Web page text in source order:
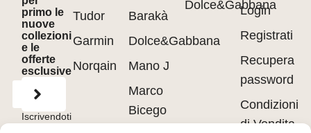
primo le
nuove
collezioni
e le
offerte
esclusive
Iscrivendoti
accetti
Tudor
Garmin
Norqain
Barakà
Dolce&Gabbana
Mano J
Marco
Bicego
Dolce&Gabbana
Login
Registrati
Recupera
password
Condizioni
di Vendita